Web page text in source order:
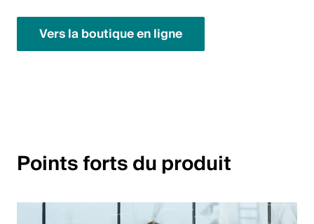
Pologne
Vers la boutique en ligne
Points forts du produit